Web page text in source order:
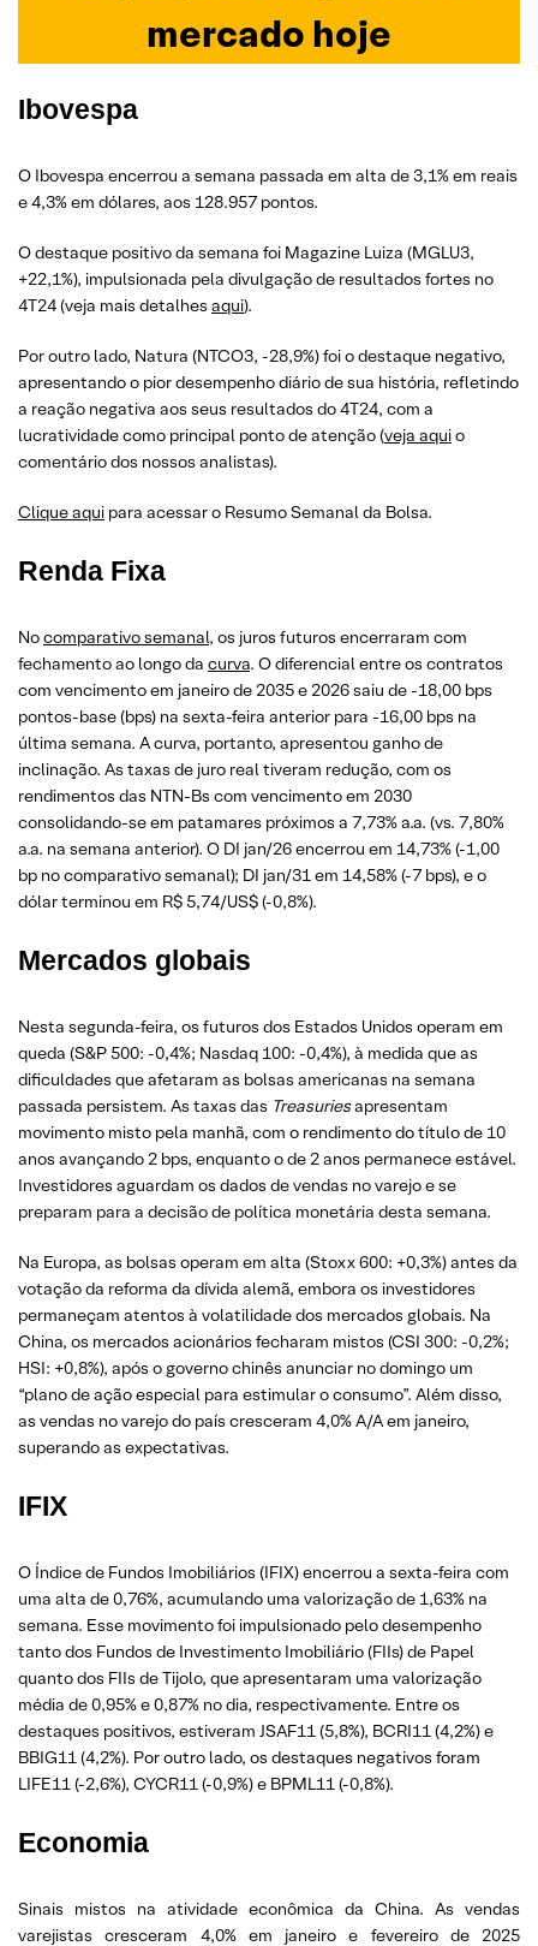
mercado hoje
Ibovespa
O Ibovespa encerrou a semana passada em alta de 3,1% em reais
e 4,3% em dólares, aos 128.957 pontos.
O destaque positivo da semana foi Magazine Luiza (MGLU3,
+22,1%), impulsionada pela divulgação de resultados fortes no
4T24 (veja mais detalhes aqui).
Por outro lado, Natura (NTCO3, -28,9%) foi o destaque negativo,
apresentando o pior desempenho diário de sua história, refletindo
a reação negativa aos seus resultados do 4T24, com a
lucratividade como principal ponto de atenção (veja aquio
comentário dos nossos analistas).
Clique aqui para acessar o Resumo Semanal da Bolsa.
Renda Fixa
Nocomparativo semanal, os juros futuros encerraram com
fechamento ao longo da curva. O diferencial entre os contratos
com vencimento em janeiro de 2035 e 2026 saiu de -18,00 bps
pontos-base (bps) na sexta-feira anterior para -16,00 bps na
última semana. A curva, portanto, apresentou ganho de
inclinação. As taxas de juro real tiveram redução, com os
rendimentos das NTN-Bs com vencimento em 2030
consolidando-se em patamares próximos a 7,73% a.a. (vs. 7,80%
a.a. na semana anterior). O DI jan/26 encerrou em 14,73% (-1,00
bp no comparativo semanal); DI jan/31 em 14,58% (-7 bps), e o
dólar terminou em R$ 5,74/US$ (-0,8%).
Mercados globais
Nesta segunda-feira, os futuros dos Estados Unidos operam em
queda (S&P 500: -0,4%; Nasdaq 100: -0,4%), à medida que as
dificuldades que afetaram as bolsas americanas na semana
passada persistem. As taxas das Treasuriesapresentam
movimento misto pela manhã, com o rendimento do título de 10
anos avançando 2 bps, enquanto o de 2 anos permanece estável.
Investidores aguardam os dados de vendas no varejo e se
preparam para a decisão de política monetária desta semana.
Na Europa, as bolsas operam em alta (Stoxx 600: +0,3%) antes da
votação da reforma da dívida alemã, embora os investidores
permaneçam atentos à volatilidade dos mercados globais. Na
China, os mercados acionários fecharam mistos (CSI 300: -0,2%;
HSI: +0,8%), após o governo chinês anunciar no domingo um
“plano de ação especial para estimular o consumo”. Além disso,
as vendas no varejo do país cresceram 4,0% A/A em janeiro,
superando as expectativas.
IFIX
O Índice de Fundos Imobiliários (IFIX) encerrou a sexta-feira com
uma alta de 0,76%, acumulando uma valorização de 1,63% na
semana. Esse movimento foi impulsionado pelo desempenho
tanto dos Fundos de Investimento Imobiliário (FIIs) de Papel
quanto dos FIIs de Tijolo, que apresentaram uma valorização
média de 0,95% e 0,87% no dia, respectivamente. Entre os
destaques positivos, estiveram JSAF11 (5,8%), BCRI11 (4,2%) e
BBIG11 (4,2%). Por outro lado, os destaques negativos foram
LIFE11 (-2,6%), CYCR11 (-0,9%) e BPML11 (-0,8%).
Economia
Sinais mistos na atividade econômica da China. As vendas
varejistas cresceram 4,0% em janeiro e fevereiro de 2025